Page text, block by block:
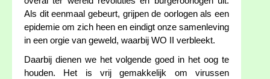
Als dit eenmaal gebeurt, grijpen de oorlogen als een
epidemie om zich heen en eindigt onze samenleving
in een orgie van geweld, waarbij WO II verbleekt.
Daarbij dienen we het volgende goed in het oog te
houden. Het is vrij gemakkelijk om virussen